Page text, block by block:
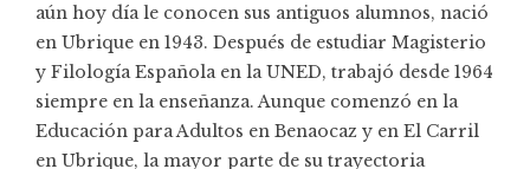
aún hoy día le conocen sus antiguos alumnos, nació
en Ubrique en 1943. Después de estudiar Magisterio
y Filología Española en la UNED, trabajó desde 1964
siempre en la enseñanza. Aunque comenzó en la
Educación para Adultos en Benaocaz y en El Carril
en Ubrique, la mayor parte de su trayectoria